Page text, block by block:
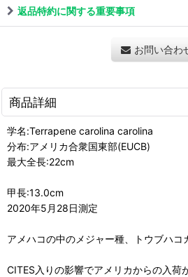
返品特約に関する重要事項
お問い合わ
商品詳細
学名:Terrapene carolina carolina
分布:アメリカ合衆国東部(EUCB)
最大全長:22cm
甲長:13.0cm
2020年5月28日測定
アメハコの中のメジャー種、トウブハコ
CITES入りの影響でアメリカからの入荷